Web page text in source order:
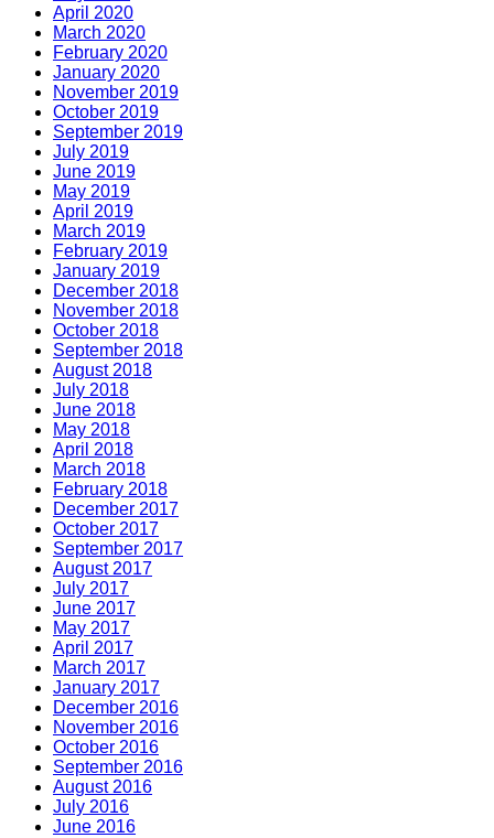
April 2020
March 2020
February 2020
January 2020
November 2019
October 2019
September 2019
July 2019
June 2019
May 2019
April 2019
March 2019
February 2019
January 2019
December 2018
November 2018
October 2018
September 2018
August 2018
July 2018
June 2018
May 2018
April 2018
March 2018
February 2018
December 2017
October 2017
September 2017
August 2017
July 2017
June 2017
May 2017
April 2017
March 2017
January 2017
December 2016
November 2016
October 2016
September 2016
August 2016
July 2016
June 2016